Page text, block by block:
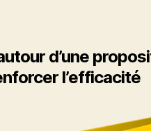
d’une
l’efficacité